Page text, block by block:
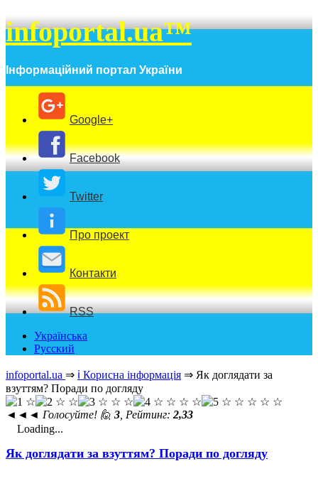
infoportal.ua™
Інформаційний портал України
Google+
Facebook
Twitter
Про проект
Контакти
RSS
Українська
Русский
infoportal.ua ⇒ ℹ️ Корисна інформація ⇒ Як доглядати за
взуттям? Поради по догляду
◄◄◄ Голосуйте! 🙋 3 , Рейтинг: 2,33
Loading...
Як доглядати за взуттям? Поради по догляду